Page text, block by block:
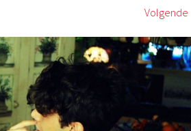
Volgende